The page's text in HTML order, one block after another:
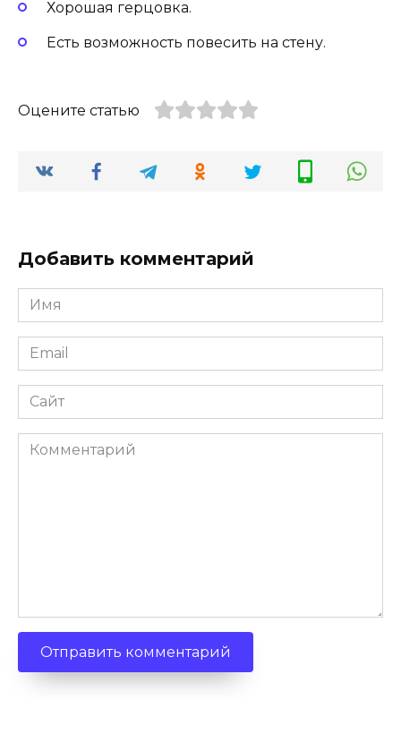
Хорошая герцовка.
Есть возможность повесить на стену.
Оцените статью
Добавить комментарий
Имя
Email
Сайт
Комментарий